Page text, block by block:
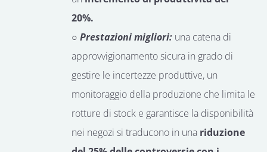
20%.
○ Prestazioni migliori: una catena di
approvvigionamento sicura in grado di
gestire le incertezze produttive, un
monitoraggio della produzione che limita le
rotture di stock e garantisce la disponibilità
nei negozi si traducono in una riduzione